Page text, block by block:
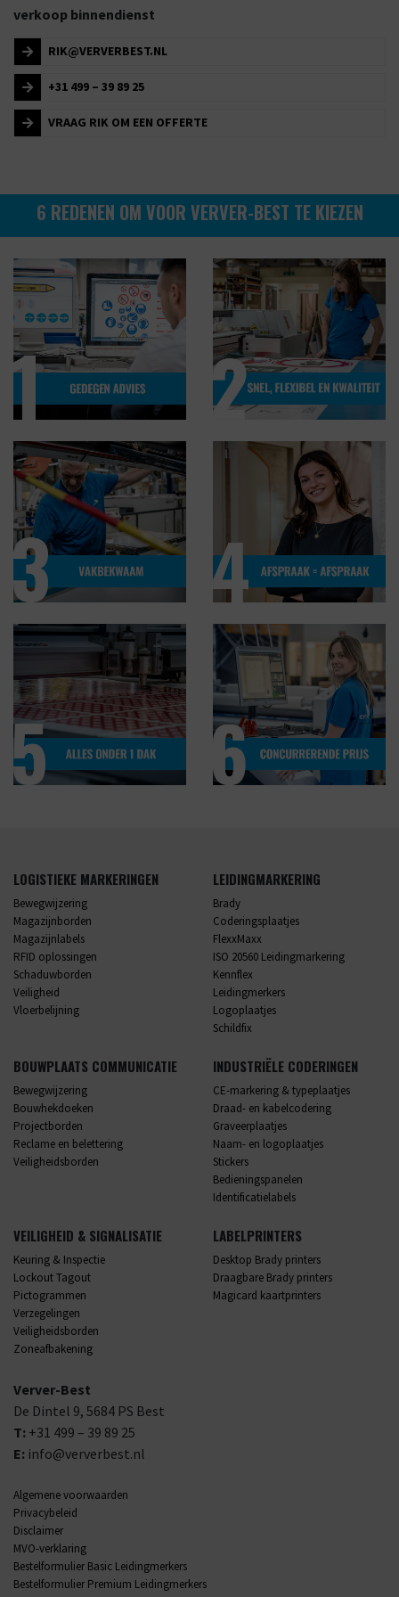
verkoop binnendienst
RIK@VERVERBEST.NL
+31 499 – 39 89 25
VRAAG RIK OM EEN OFFERTE
6 REDENEN OM VOOR VERVER-BEST TE KIEZEN
LOGISTIEKE MARKERINGEN
Bewegwijzering
Magazijnborden
Magazijnlabels
RFID oplossingen
Schaduwborden
Veiligheid
Vloerbelijning
LEIDINGMARKERING
Brady
Coderingsplaatjes
FlexxMaxx
ISO 20560 Leidingmarkering
Kennflex
Leidingmerkers
Logoplaatjes
Schildfix
BOUWPLAATS COMMUNICATIE
Bewegwijzering
Bouwhekdoeken
Projectborden
Reclame en belettering
Veiligheidsborden
INDUSTRIËLE CODERINGEN
CE-markering & typeplaatjes
Draad- en kabelcodering
Graveerplaatjes
Naam- en logoplaatjes
Stickers
Bedieningspanelen
Identificatielabels
VEILIGHEID & SIGNALISATIE
Keuring & Inspectie
Lockout Tagout
Pictogrammen
Verzegelingen
Veiligheidsborden
Zoneafbakening
LABELPRINTERS
Desktop Brady printers
Draagbare Brady printers
Magicard kaartprinters
Verver-Best
De Dintel 9, 5684 PS Best
T: +31 499 – 39 89 25
E: info@ververbest.nl
Algemene voorwaarden
Privacybeleid
Disclaimer
MVO-verklaring
Bestelformulier Basic Leidingmerkers
Bestelformulier Premium Leidingmerkers